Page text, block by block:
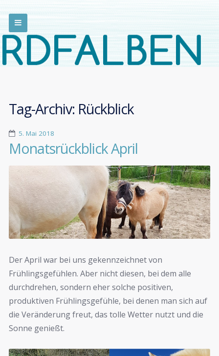
Tag-Archiv: Rückblick
5. Mai 2018
Monatsrückblick April
Der April war bei uns gekennzeichnet von
Frühlingsgefühlen. Aber nicht diesen, bei dem alle
durchdrehen, sondern eher solche positiven,
produktiven Frühlingsgefühle, bei denen man sich auf
die Veränderung freut, das tolle Wetter nutzt und die
Sonne genießt.